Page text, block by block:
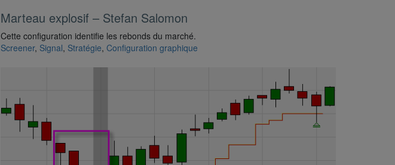
Marteau explosif – Stefan Salomon
Cette configuration identifie les rebonds du marché.
Screener, Signal, Stratégie, Configuration graphique